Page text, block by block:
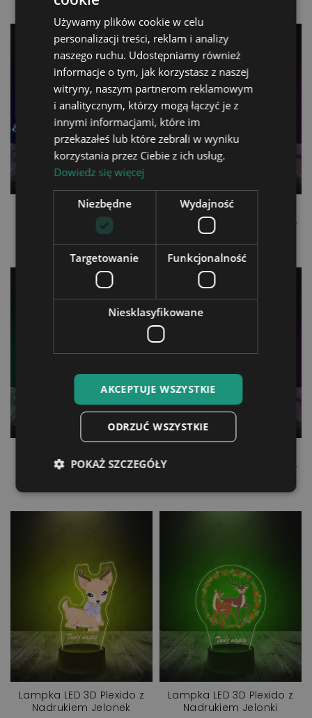
Lampka LED 3D Plexido z
Nadrukiem Jednorożec
Niebieski
Lampka LED 3D Plexido z
Nadrukiem Jednorożec
Planety
Nadrukiem Jednorożec
Lampka LED 3D Plexido z
Nadrukiem Jelonek
Lampka LED 3D Plexido z
Nadrukiem Jelonki
Używamy plików cookie w celu
personalizacji treści, reklam i analizy
naszego ruchu. Udostępniamy również
informacje o tym, jak korzystasz z naszej
witryny, naszym partnerom reklamowym
i analitycznym, którzy mogą łączyć je z
innymi informacjami, które im
przekazałeś lub które zebrali w wyniku
korzystania przez Ciebie z ich usług.
Dowiedz się więcej
Niezbędne Wydajność
Targetowanie Funkcjonalność
Niesklasyfikowane
AKCEPTUJE WSZYSTKIE
ODRZUĆ WSZYSTKIE
POKAŻ SZCZEGÓŁY